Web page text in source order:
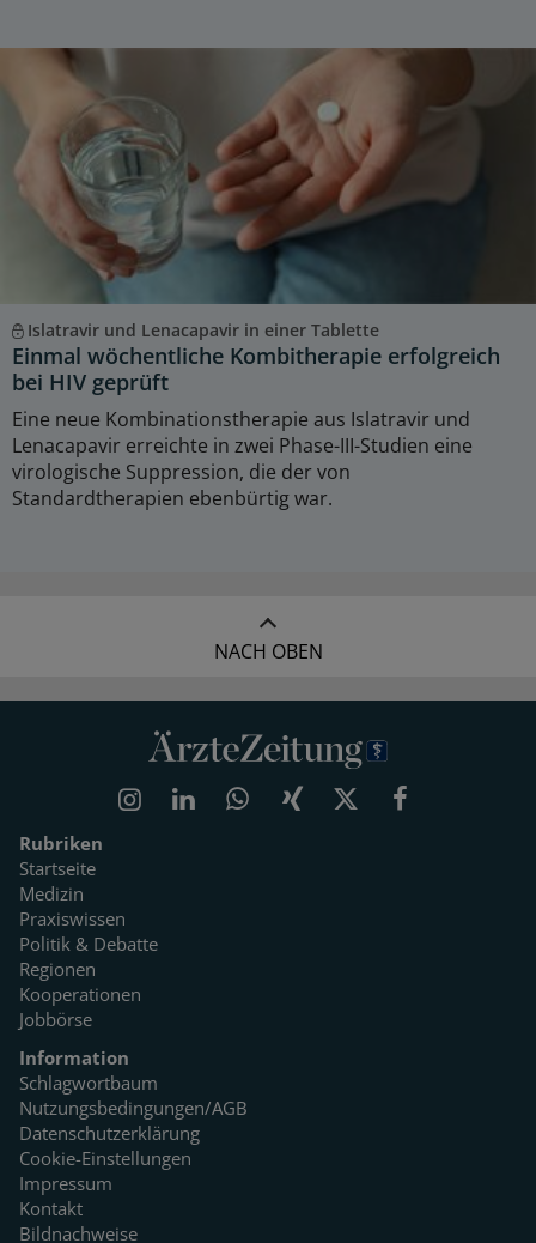
Islatravir und Lenacapavir in einer Tablette
Einmal wöchentliche Kombitherapie erfolgreich
bei HIV geprüft
Eine neue Kombinationstherapie aus Islatravir und
Lenacapavir erreichte in zwei Phase-III-Studien eine
virologische Suppression, die der von
Standardtherapien ebenbürtig war.
NACH OBEN
Rubriken
Startseite
Medizin
Praxiswissen
Politik & Debatte
Regionen
Kooperationen
Jobbörse
Information
Schlagwortbaum
Nutzungsbedingungen/AGB
Datenschutzerklärung
Cookie-Einstellungen
Impressum
Kontakt
Bildnachweise